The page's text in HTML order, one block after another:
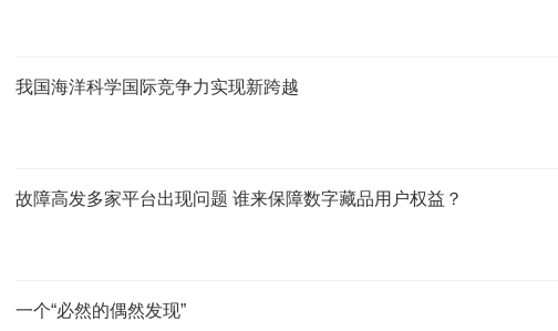
我国海洋科学国际竞争力实现新跨越
故障高发多家平台出现问题 谁来保障数字藏品用户权益？
一个“必然的偶然发现”